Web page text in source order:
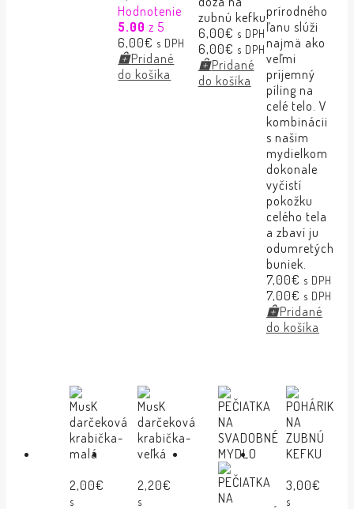
Hodnotenie
5.00 z 5
6,00€ s DPH
Pridané
do košíka
zubnú kefku
6,00€ s DPH
6,00€ s DPH
Pridané
do košíka
prírodného
ľanu slúži
najmä ako
veľmi
príjemný
píling na
celé telo. V
kombinácii
s našim
mydielkom
dokonale
vyčistí
pokožku
celého tela
a zbaví ju
odumretých
buniek.
7,00€ s DPH
7,00€ s DPH
Pridané
do košíka
2,00€
s
2,20€
s
3,00€
s